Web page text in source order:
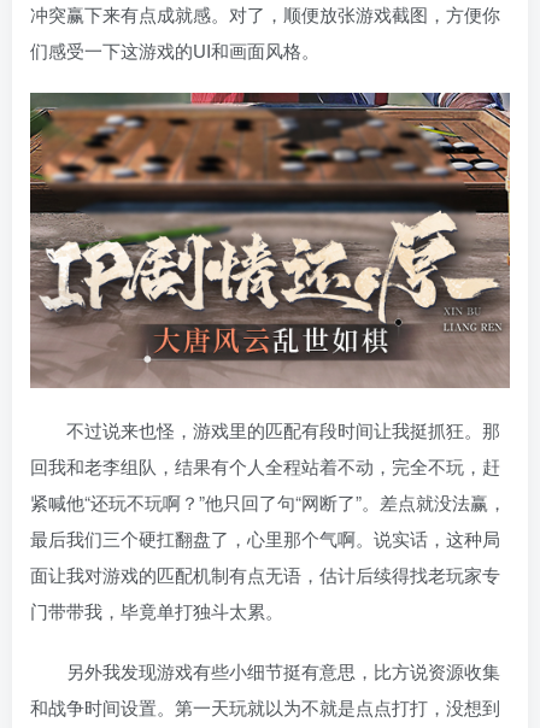
冲突赢下来有点成就感。对了，顺便放张游戏截图，方便你
们感受一下这游戏的UI和画面风格。
不过说来也怪，游戏里的匹配有段时间让我挺抓狂。那
回我和老李组队，结果有个人全程站着不动，完全不玩，赶
紧喊他“还玩不玩啊？”他只回了句“网断了”。差点就没法赢，
最后我们三个硬扛翻盘了，心里那个气啊。说实话，这种局
面让我对游戏的匹配机制有点无语，估计后续得找老玩家专
门带带我，毕竟单打独斗太累。
另外我发现游戏有些小细节挺有意思，比方说资源收集
和战争时间设置。第一天玩就以为不就是点点打打，没想到